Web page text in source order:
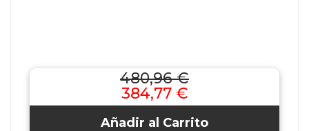
480,96 €
384,77 €
Añadir al Carrito